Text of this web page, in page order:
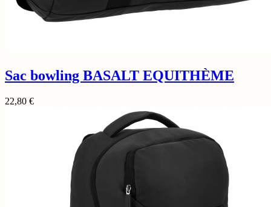
Sac bowling BASALT EQUITHÈME
22,80 €